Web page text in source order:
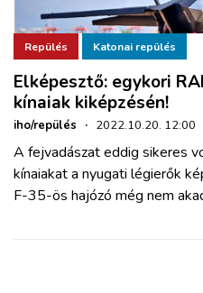
ZÖLDÚT
HAJÓZÁS
BLOG
ARCHÍVUM
Repülés Katonai repülés
Elképesztő: egykori
kínaiak kiképzésén!
iho/repülés · 2022.10.20. 12:00
A fejvadászat eddig sikeres
kínaiakat a nyugati légierők
F-35-ös hajózó még nem